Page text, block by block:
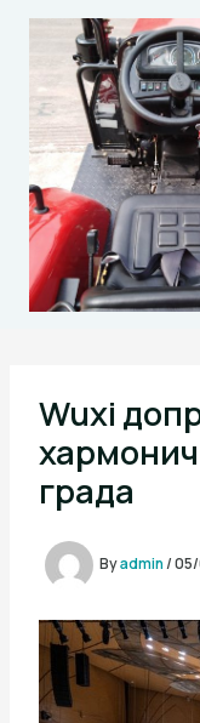
Skip
Wuxi
града
Byadmin/